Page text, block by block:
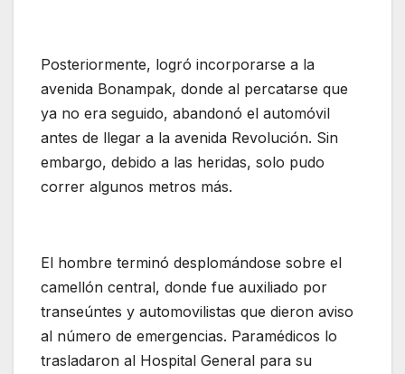
Posteriormente, logró incorporarse a la
avenida Bonampak, donde al percatarse que
ya no era seguido, abandonó el automóvil
antes de llegar a la avenida Revolución. Sin
embargo, debido a las heridas, solo pudo
correr algunos metros más.
El hombre terminó desplomándose sobre el
camellón central, donde fue auxiliado por
transeúntes y automovilistas que dieron aviso
al número de emergencias. Paramédicos lo
trasladaron al Hospital General para su